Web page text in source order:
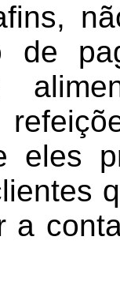
de
eles
a